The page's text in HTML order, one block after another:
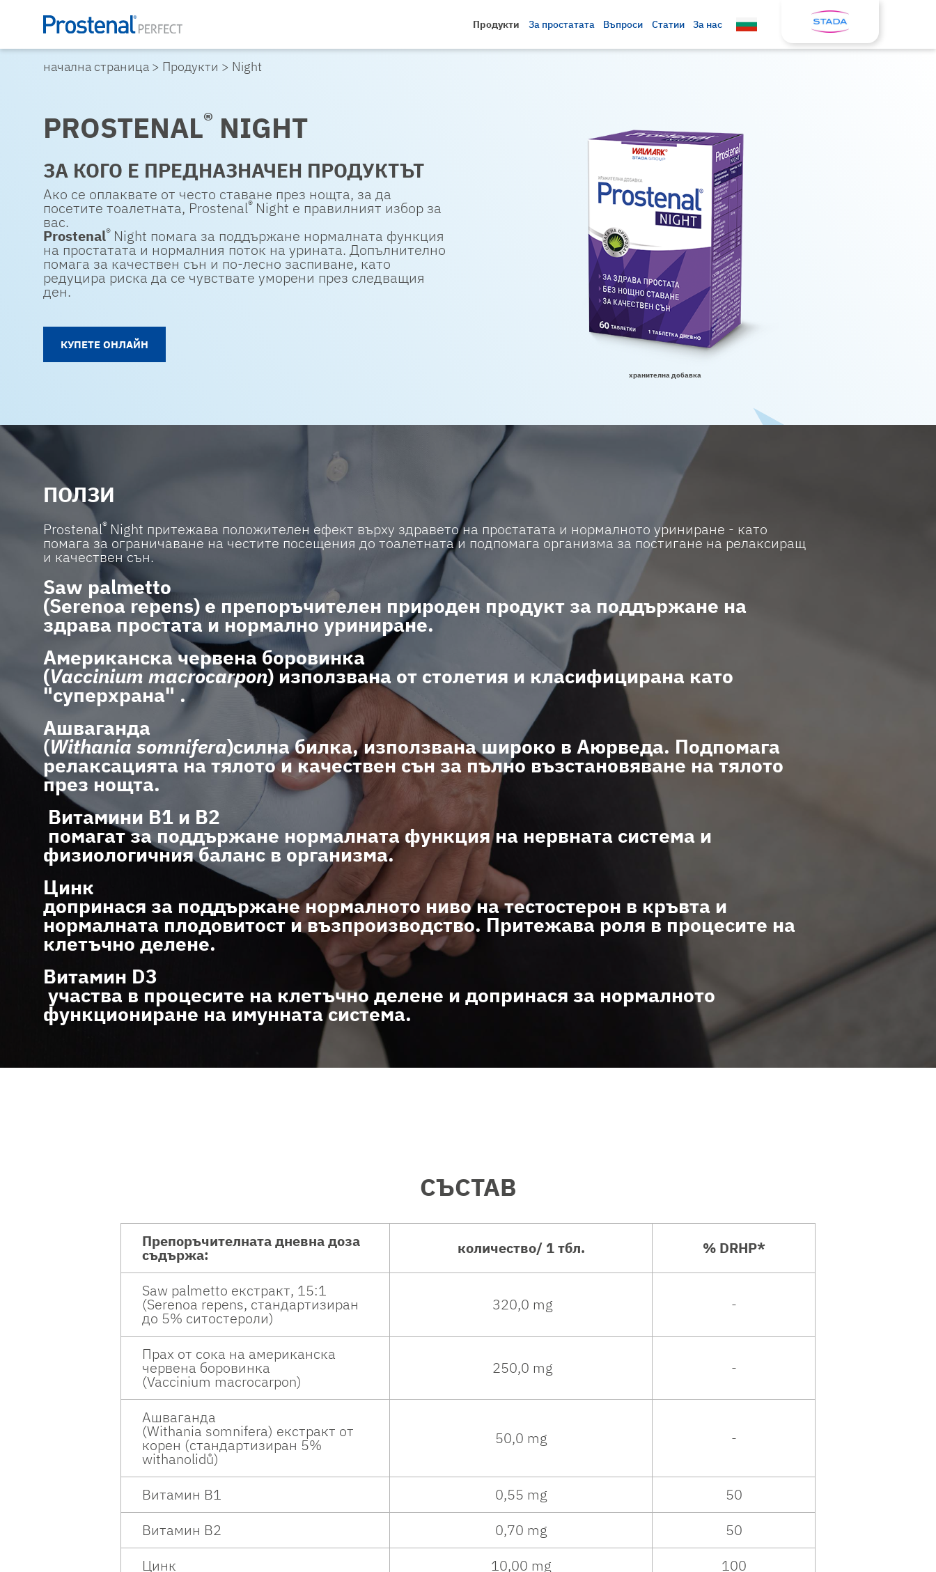
Продукти За простатата Въпроси Статии За нас
начална страница > Продукти > Night
PROSTENAL® NIGHT
ЗА КОГО Е ПРЕДНАЗНАЧЕН ПРОДУКТЪТ
Ако се оплаквате от често ставане през нощта, за да
посетите тоалетната, Prostenal® Night е правилният избор за
вас.
Prostenal® Night помага за поддържане нормалната функция
на простатата и нормалния поток на урината. Допълнително
помага за качествен сън и по-лесно заспиване, като
редуцира риска да се чувствате уморени през следващия
ден.
КУПЕТЕ ОНЛАЙН
хранителна добавка
ПОЛЗИ
Prostenal® Night притежава положителен ефект върху здравето на простатата и нормалното уриниране - като
помага за ограничаване на честите посещения до тоалетната и подпомага организма за постигане на релаксиращ
и качествен сън.
Saw palmetto
(Serenoa repens) е препоръчителен природен продукт за поддържане на
здрава простата и нормално уриниране.
Американска червена боровинка
(Vaccinium macrocarpon) използвана от столетия и класифицирана като
"суперхрана" .
Ашваганда
(Withania somnifera)силна билка, използвана широко в Аюрведа. Подпомага
релаксацията на тялото и качествен сън за пълно възстановяване на тялото
през нощта.
Витамини B1 и B2
помагат за поддържане нормалната функция на нервната система и
физиологичния баланс в организма.
Цинк
допринася за поддържане нормалното ниво на тестостерон в кръвта и
нормалната плодовитост и възпроизводство. Притежава роля в процесите на
клетъчно делене.
Витамин D3
участва в процесите на клетъчно делене и допринася за нормалното
функциониране на имунната система.
СЪСТАВ
Препоръчителната дневна доза
съдържа: количество/ 1 тбл. % DRHP*
Saw palmetto екстракт, 15:1
(Serenoa repens, стандартизиран
до 5% ситостероли)
320,0 mg -
Прах от сока на американска
червена боровинка
(Vaccinium macrocarpon)
250,0 mg -
Ашваганда
(Withania somnifera) екстракт от
корен (стандартизиран 5%
withanolidů)
50,0 mg -
Витамин B1 0,55 mg
50
Витамин B2
0,70 mg
50
Цинк
10,00 mg
100